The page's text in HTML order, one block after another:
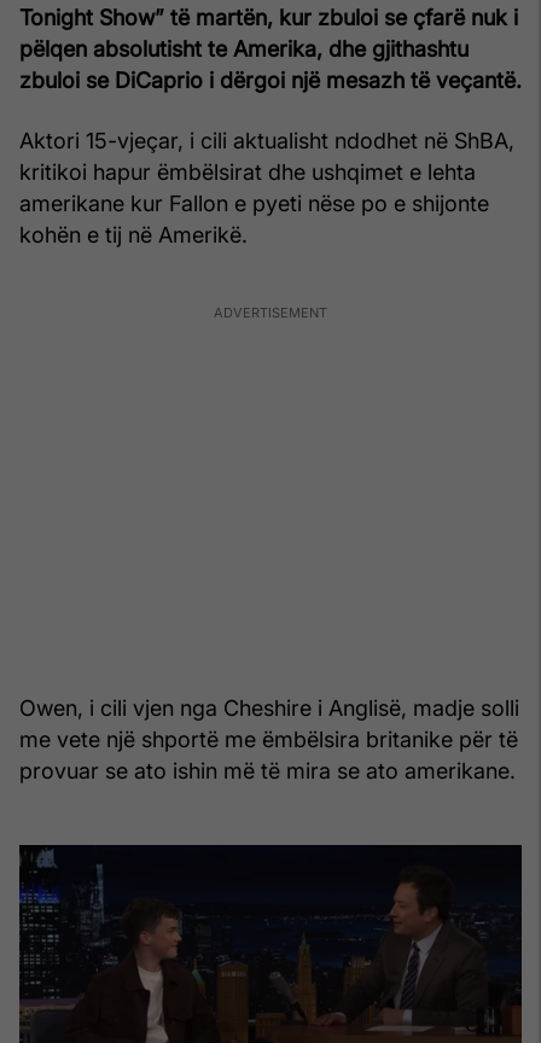
Tonight Show” të martën, kur zbuloi se çfarë nuk i
pëlqen absolutisht te Amerika, dhe gjithashtu
zbuloi se DiCaprio i dërgoi një mesazh të veçantë.
Aktori 15-vjeçar, i cili aktualisht ndodhet në ShBA,
kritikoi hapur ëmbëlsirat dhe ushqimet e lehta
amerikane kur Fallon e pyeti nëse po e shijonte
kohën e tij në Amerikë.
Owen, i cili vjen nga Cheshire i Anglisë, madje solli
me vete një shportë me ëmbëlsira britanike për të
provuar se ato ishin më të mira se ato amerikane.